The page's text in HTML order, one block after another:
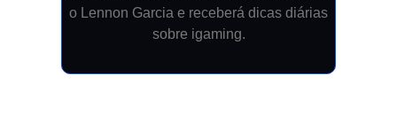
o Lennon Garcia e receberá dicas diárias
sobre igaming.